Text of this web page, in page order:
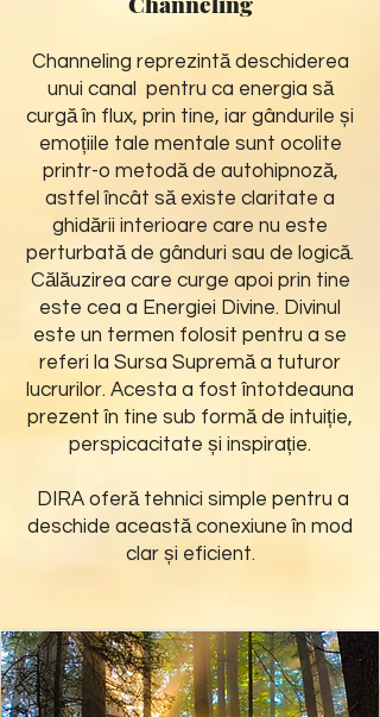
Channeling reprezintă deschiderea
unui canal pentru ca energia să
curgă în flux, prin tine, iar gândurile și
emoțiile tale mentale sunt ocolite
printr-o metodă de autohipnoză,
astfel încât să existe claritate a
ghidării interioare care nu este
perturbată de gânduri sau de logică.
Călăuzirea care curge apoi prin tine
este cea a Energiei Divine. Divinul
este un termen folosit pentru a se
referi la Sursa Supremă a tuturor
lucrurilor. Acesta a fost întotdeauna
prezent în tine sub formă de intuiție,
perspicacitate și inspirație.
DIRA oferă tehnici simple pentru a
deschide această conexiune în mod
clar și eficient.